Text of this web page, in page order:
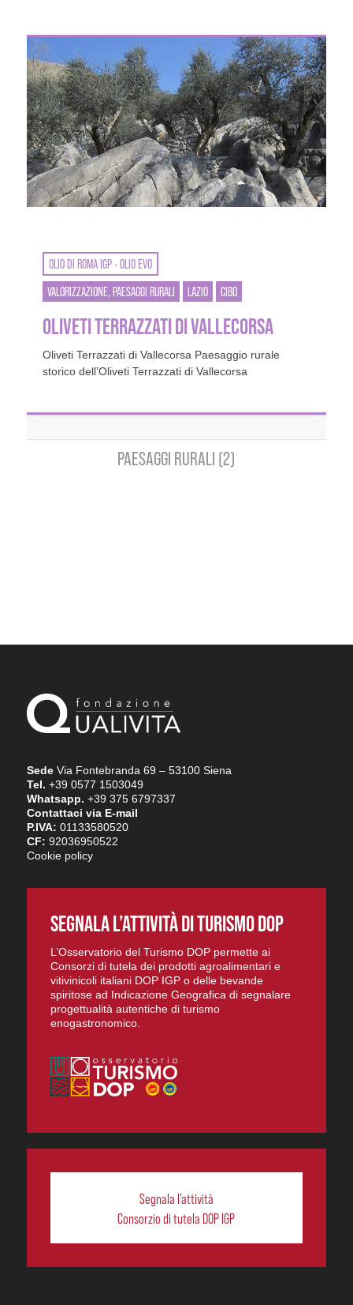
OLIO DI ROMA IGP - OLIO EVO
VALORIZZAZIONE, PAESAGGI RURALI
LAZIO CIBO
OLIVETI TERRAZZATI DI VALLECORSA
Oliveti Terrazzati di Vallecorsa Paesaggio rurale
storico dell’Oliveti Terrazzati di Vallecorsa
PAESAGGI RURALI (2)
SedeVia Fontebranda 69 – 53100 Siena
Tel. +39 0577 1503049
Whatsapp. +39 375 6797337
Contattaci via E-mail
P.IVA: 01133580520
CF: 92036950522
Cookie policy
SEGNALA L’ATTIVITÀ DI TURISMO DOP
L’Osservatorio del Turismo DOP permette ai
Consorzi di tutela dei prodotti agroalimentari e
vitivinicoli italiani DOP IGP o delle bevande
spiritose ad Indicazione Geografica di segnalare
progettualità autentiche di turismo
enogastronomico.
Segnala l’attività
Consorzio di tutela DOP IGP